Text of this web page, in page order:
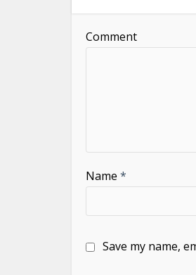
Comment
Name *
Save my name,